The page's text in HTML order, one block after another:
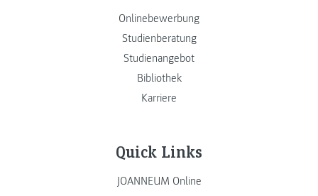
Onlinebewerbung
Studienberatung
Studienangebot
Bibliothek
Karriere
Quick Links
JOANNEUM Online